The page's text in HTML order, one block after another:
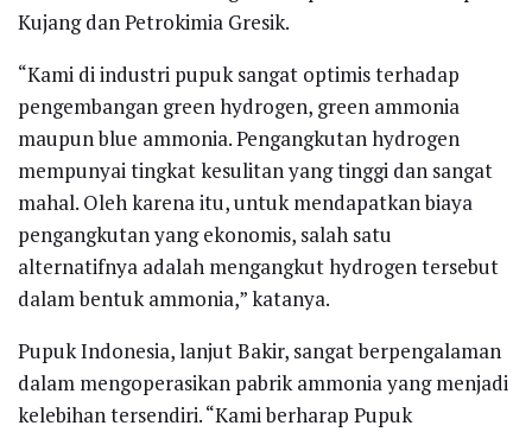
Kujang dan Petrokimia Gresik.
“Kami di industri pupuk sangat optimis terhadap
pengembangan green hydrogen, green ammonia
maupun blue ammonia. Pengangkutan hydrogen
mempunyai tingkat kesulitan yang tinggi dan sangat
mahal. Oleh karena itu, untuk mendapatkan biaya
pengangkutan yang ekonomis, salah satu
alternatifnya adalah mengangkut hydrogen tersebut
dalam bentuk ammonia,” katanya.
Pupuk Indonesia, lanjut Bakir, sangat berpengalaman
dalam mengoperasikan pabrik ammonia yang menjadi
kelebihan tersendiri. “Kami berharap Pupuk